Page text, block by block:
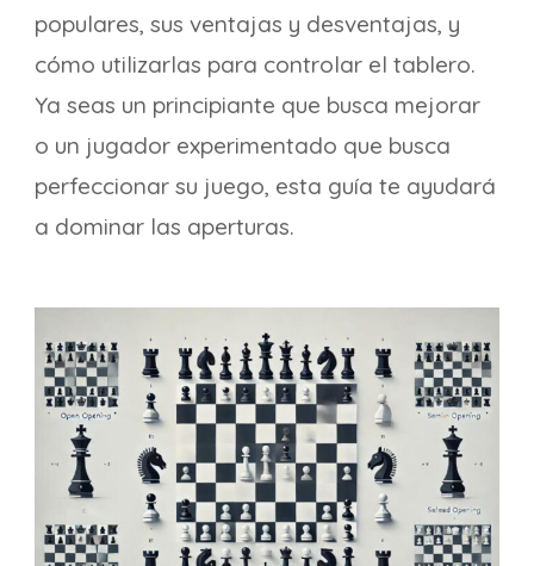
populares, sus ventajas y desventajas, y
cómo utilizarlas para controlar el tablero.
Ya seas un principiante que busca mejorar
o un jugador experimentado que busca
perfeccionar su juego, esta guía te ayudará
a dominar las aperturas.